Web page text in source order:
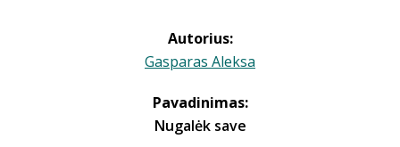
Autorius:
Gasparas Aleksa
Pavadinimas:
Nugalėk save